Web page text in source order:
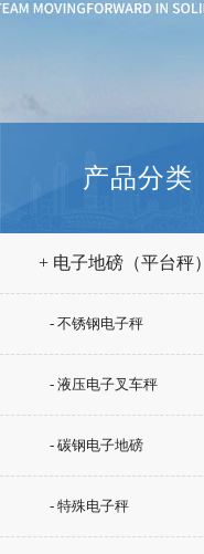
产品分类
+ 电子地磅（平台秤）
- 不锈钢电子秤
- 液压电子叉车秤
- 碳钢电子地磅
- 特殊电子秤